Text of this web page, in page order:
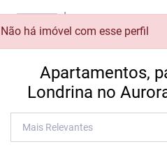
Apartamentos,
Londrina no
Não há imóvel com esse perfil